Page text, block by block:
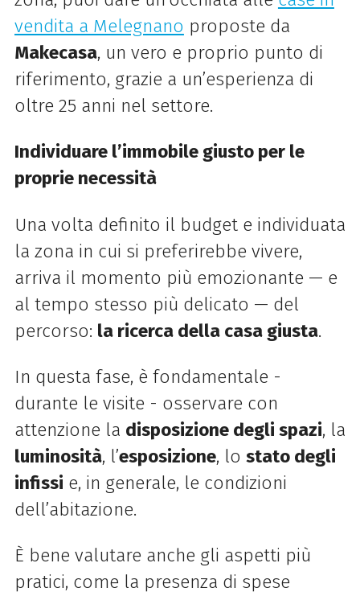
vendita a Melegnano proposte da
Makecasa, un vero e proprio punto di
riferimento, grazie a un’esperienza di
oltre 25 anni nel settore.
Individuare l’immobile giusto per le
proprie necessità
Una volta definito il budget e individuata
la zona in cui si preferirebbe vivere,
arriva il momento più emozionante — e
al tempo stesso più delicato — del
percorso: la ricerca della casa giusta.
In questa fase, è fondamentale -
durante le visite - osservare con
attenzione la disposizione degli spazi, la
luminosità, l’esposizione, lo stato degli
infissi e, in generale, le condizioni
dell’abitazione.
È bene valutare anche gli aspetti più
pratici, come la presenza di spese